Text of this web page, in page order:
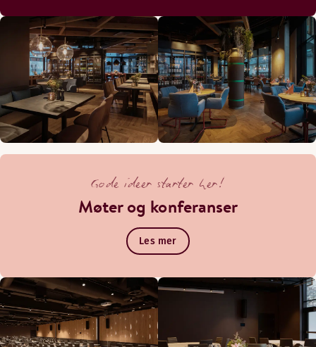
Gode ideer starter her!
Møter og konferanser
Les mer